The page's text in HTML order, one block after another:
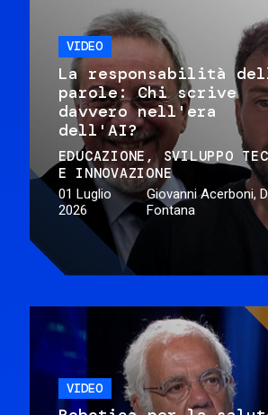
VIDEO
La responsabilità
parole: Chi scrive
davvero nell'era
dell'AI?
EDUCAZIONE
SVILUPPO
E INNOVAZIONE
01 Luglio
2026
Giovanni Acerboni,
Fontana
VIDEO